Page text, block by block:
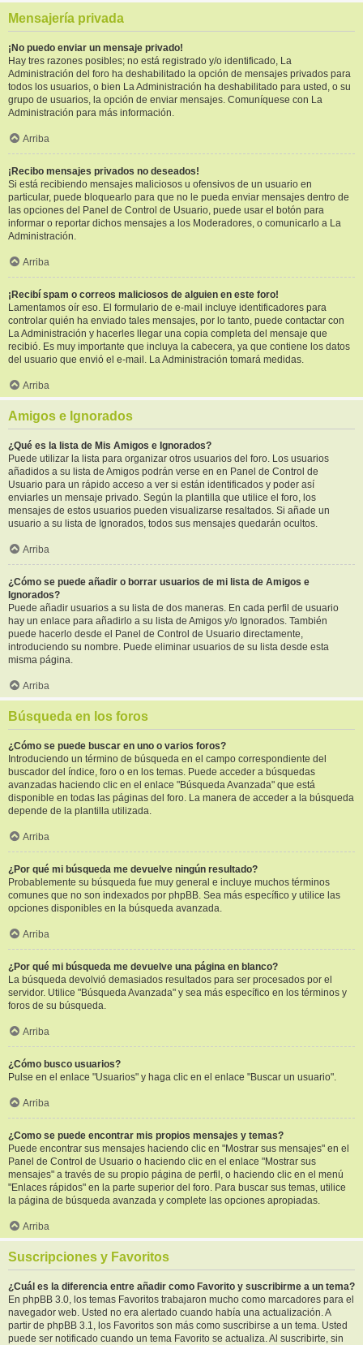
Mensajería privada
¡No puedo enviar un mensaje privado!
Hay tres razones posibles; no está registrado y/o identificado, La
Administración del foro ha deshabilitado la opción de mensajes privados para
todos los usuarios, o bien La Administración ha deshabilitado para usted, o su
grupo de usuarios, la opción de enviar mensajes. Comuníquese con La
Administración para más información.
Arriba
¡Recibo mensajes privados no deseados!
Si está recibiendo mensajes maliciosos u ofensivos de un usuario en
particular, puede bloquearlo para que no le pueda enviar mensajes dentro de
las opciones del Panel de Control de Usuario, puede usar el botón para
informar o reportar dichos mensajes a los Moderadores, o comunicarlo a La
Administración.
Arriba
¡Recibí spam o correos maliciosos de alguien en este foro!
Lamentamos oír eso. El formulario de e-mail incluye identificadores para
controlar quién ha enviado tales mensajes, por lo tanto, puede contactar con
La Administración y hacerles llegar una copia completa del mensaje que
recibió. Es muy importante que incluya la cabecera, ya que contiene los datos
del usuario que envió el e-mail. La Administración tomará medidas.
Arriba
Amigos e Ignorados
¿Qué es la lista de Mis Amigos e Ignorados?
Puede utilizar la lista para organizar otros usuarios del foro. Los usuarios
añadidos a su lista de Amigos podrán verse en en Panel de Control de
Usuario para un rápido acceso a ver si están identificados y poder así
enviarles un mensaje privado. Según la plantilla que utilice el foro, los
mensajes de estos usuarios pueden visualizarse resaltados. Si añade un
usuario a su lista de Ignorados, todos sus mensajes quedarán ocultos.
Arriba
¿Cómo se puede añadir o borrar usuarios de mi lista de Amigos e
Ignorados?
Puede añadir usuarios a su lista de dos maneras. En cada perfil de usuario
hay un enlace para añadirlo a su lista de Amigos y/o Ignorados. También
puede hacerlo desde el Panel de Control de Usuario directamente,
introduciendo su nombre. Puede eliminar usuarios de su lista desde esta
misma página.
Arriba
Búsqueda en los foros
¿Cómo se puede buscar en uno o varios foros?
Introduciendo un término de búsqueda en el campo correspondiente del
buscador del índice, foro o en los temas. Puede acceder a búsquedas
avanzadas haciendo clic en el enlace "Búsqueda Avanzada" que está
disponible en todas las páginas del foro. La manera de acceder a la búsqueda
depende de la plantilla utilizada.
Arriba
¿Por qué mi búsqueda me devuelve ningún resultado?
Probablemente su búsqueda fue muy general e incluye muchos términos
comunes que no son indexados por phpBB. Sea más específico y utilice las
opciones disponibles en la búsqueda avanzada.
Arriba
¿Por qué mi búsqueda me devuelve una página en blanco?
La búsqueda devolvió demasiados resultados para ser procesados por el
servidor. Utilice "Búsqueda Avanzada" y sea más específico en los términos y
foros de su búsqueda.
Arriba
¿Cómo busco usuarios?
Pulse en el enlace "Usuarios" y haga clic en el enlace "Buscar un usuario".
Arriba
¿Como se puede encontrar mis propios mensajes y temas?
Puede encontrar sus mensajes haciendo clic en "Mostrar sus mensajes" en el
Panel de Control de Usuario o haciendo clic en el enlace "Mostrar sus
mensajes" a través de su propio página de perfil, o haciendo clic en el menú
"Enlaces rápidos" en la parte superior del foro. Para buscar sus temas, utilice
la página de búsqueda avanzada y complete las opciones apropiadas.
Arriba
Suscripciones y Favoritos
¿Cuál es la diferencia entre añadir como Favorito y suscribirme a un tema?
En phpBB 3.0, los temas Favoritos trabajaron mucho como marcadores para el
navegador web. Usted no era alertado cuando había una actualización. A
partir de phpBB 3.1, los Favoritos son más como suscribirse a un tema. Usted
puede ser notificado cuando un tema Favorito se actualiza. Al suscribirte, sin